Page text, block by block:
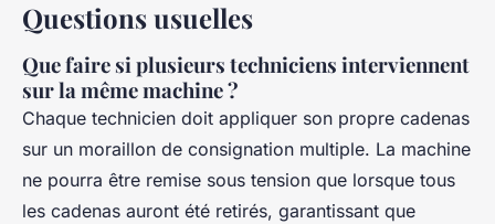
Questions usuelles
Que faire si plusieurs techniciens interviennent
sur la même machine ?
Chaque technicien doit appliquer son propre cadenas
sur un moraillon de consignation multiple. La machine
ne pourra être remise sous tension que lorsque tous
les cadenas auront été retirés, garantissant que